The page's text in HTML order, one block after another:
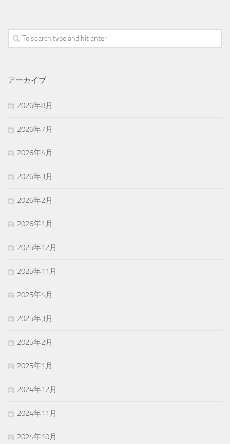
アーカイブ
2026年8月
2026年7月
2026年4月
2026年3月
2026年2月
2026年1月
2025年12月
2025年11月
2025年4月
2025年3月
2025年2月
2025年1月
2024年12月
2024年11月
2024年10月